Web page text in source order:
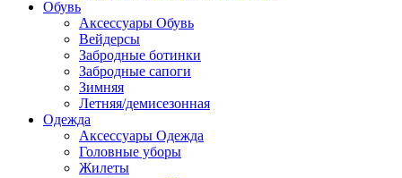
Обувь
Аксессуары Обувь
Вейдерсы
Забродные ботинки
Забродные сапоги
Зимняя
Летняя/демисезонная
Одежда
Аксессуары Одежда
Головные уборы
Жилеты